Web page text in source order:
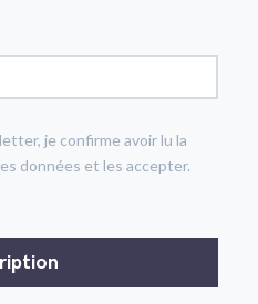
je confirme avoir lu la
données et les accepter.